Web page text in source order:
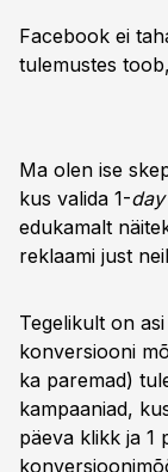
Facebook ei
tulemustes
Ma olen ise
kus valida 1-
edukamalt
reklaami just
Tegelikult on
konversiooni
ka paremad)
kampaaniad,
päeva klikk ja 1